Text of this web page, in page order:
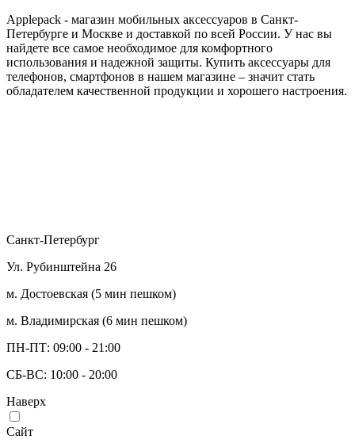
Applepack - магазин мобильных аксессуаров в Санкт-
Петербурге и Москве и доставкой по всей России. У нас вы
найдете все самое необходимое для комфортного
использования и надежной защиты. Купить аксессуары для
телефонов, смартфонов в нашем магазине – значит стать
обладателем качественной продукции и хорошего настроения.
Санкт-Петербург
Ул. Рубинштейна 26
м. Достоевская (5 мин пешком)
м. Владимирская (6 мин пешком)
ПН-ПТ: 09:00 - 21:00
СБ-ВС: 10:00 - 20:00
Наверх
Сайт